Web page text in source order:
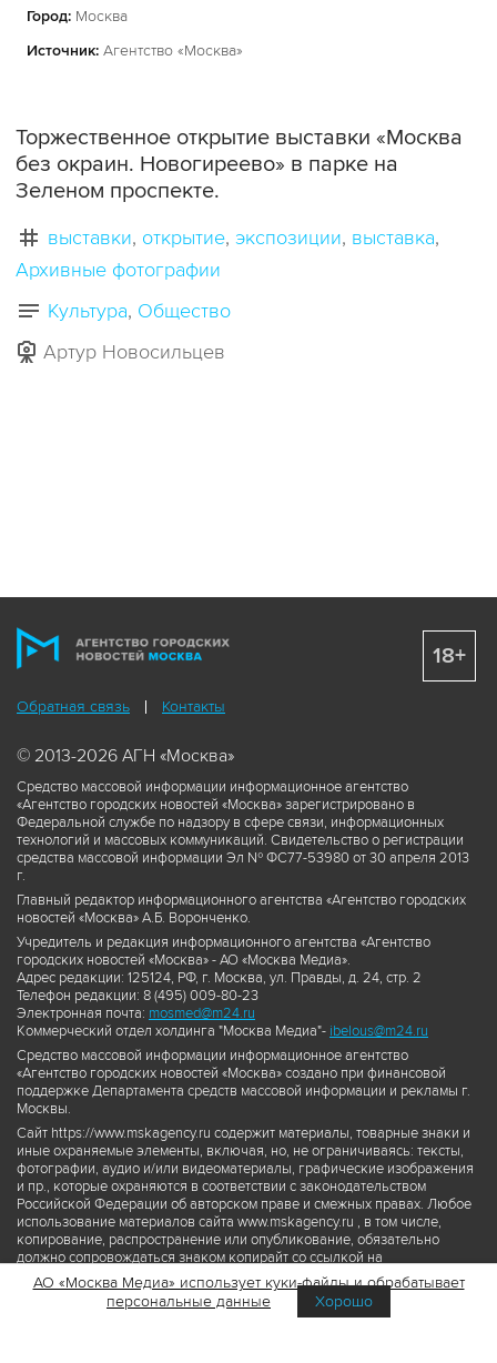
Город: Москва
Источник: Агентство «Москва»
Торжественное открытие выставки «Москва
без окраин. Новогиреево» в парке на
Зеленом проспекте.
выставки открытие экспозиции выставка
Архивные фотографии
Культура Общество
Артур Новосильцев
Обратная связь Контакты
© 2013-2026 АГН «Москва»
Средство массовой информации информационное агентство
«Агентство городских новостей «Москва» зарегистрировано в
Федеральной службе по надзору в сфере связи, информационных
технологий и массовых коммуникаций. Свидетельство о регистрации
средства массовой информации Эл № ФС77-53980 от 30 апреля 2013
г.
Главный редактор информационного агентства «Агентство городских
новостей «Москва» А.Б. Воронченко.
Учредитель и редакция информационного агентства «Агентство
городских новостей «Москва» - АО «Москва Медиа».
Адрес редакции: 125124, РФ, г. Москва, ул. Правды, д. 24, стр. 2
Телефон редакции: 8 (495) 009-80-23
Электронная почта: mosmed@m24.ru
Коммерческий отдел холдинга "Москва Медиа"- ibelous@m24.ru
Средство массовой информации информационное агентство
«Агентство городских новостей «Москва» создано при финансовой
поддержке Департамента средств массовой информации и рекламы г.
Москвы.
Сайт https://www.mskagency.ru содержит материалы, товарные знаки и
иные охраняемые элементы, включая, но, не ограничиваясь: тексты,
фотографии, аудио и/или видеоматериалы, графические изображения
и пр., которые охраняются в соответствии с законодательством
Российской Федерации об авторском праве и смежных правах. Любое
использование материалов сайта www.mskagency.ru , в том числе,
копирование, распространение или опубликование, обязательно
должно сопровождаться знаком копирайт со ссылкой на
правообладателя © АО «Москва Медиа», а также гиперссылкой на сайт
www.mskagency.ru как на первоисточник информации. Переработка
материалов сайта www.mskagency.ru не допускается.
18+
АО «Москва Медиа» использует куки-файлы и обрабатывает
персональные данные
Хорошо